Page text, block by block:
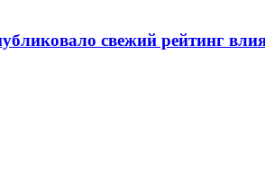
свежий рейтинг